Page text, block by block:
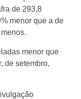
de 293,8
menor que a de
menor que
de setembro,